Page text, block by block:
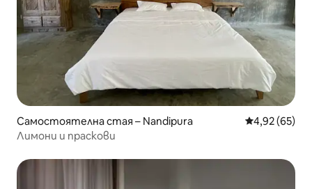
Самостоятелна стая – Nandipura Средна
4,92 (65)
Лимони и праскови